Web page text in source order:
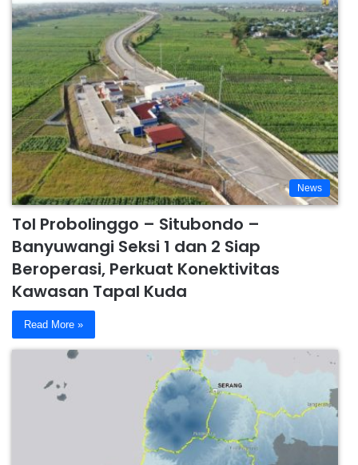
News
Tol Probolinggo – Situbondo –
Banyuwangi Seksi 1 dan 2 Siap
Beroperasi, Perkuat Konektivitas
Kawasan Tapal Kuda
Read More »